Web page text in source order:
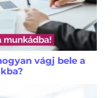
vágj bele a